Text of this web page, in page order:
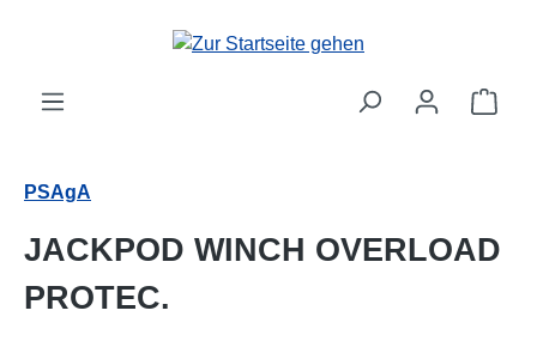
Zum Hauptinhalt springen
PSAgA
JACKPOD WINCH OVERLOAD
PROTEC.